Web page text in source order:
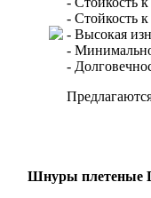
- Стойкость
- Высокая
-
-
Шнуры плетеные